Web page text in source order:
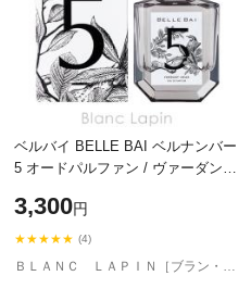
ベルバイ BELLE BAI ベルナンバー
5 オードパルファン / ヴァーダント
セックス 男性用 女性用 [530095]
3,300円
★★★★★ (4)